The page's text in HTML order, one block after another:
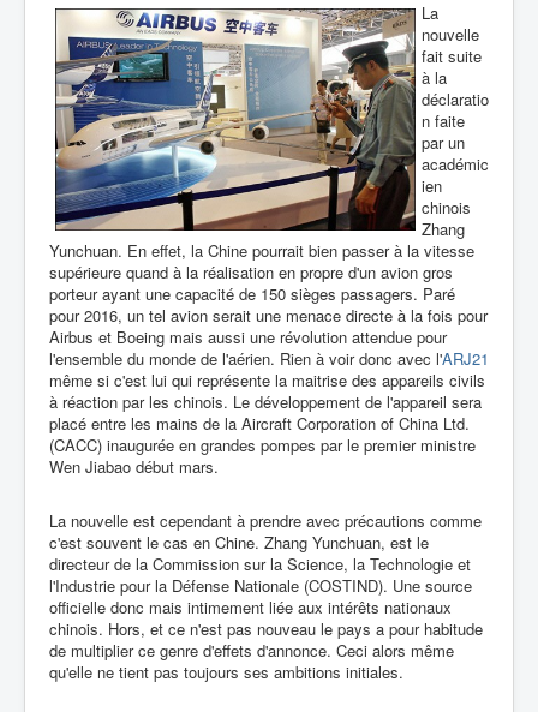
La
nouvelle
fait suite
à la
déclaratio
n faite
par un
académic
ien
chinois
Zhang
Yunchuan. En effet, la Chine pourrait bien passer à la vitesse
supérieure quand à la réalisation en propre d'un avion gros
porteur ayant une capacité de 150 sièges passagers. Paré
pour 2016, un tel avion serait une menace directe à la fois pour
Airbus et Boeing mais aussi une révolution attendue pour
l'ensemble du monde de l'aérien. Rien à voir donc avec l'ARJ21
même si c'est lui qui représente la maitrise des appareils civils
à réaction par les chinois. Le développement de l'appareil sera
placé entre les mains de la Aircraft Corporation of China Ltd.
(CACC) inaugurée en grandes pompes par le premier ministre
Wen Jiabao début mars.
La nouvelle est cependant à prendre avec précautions comme
c'est souvent le cas en Chine. Zhang Yunchuan, est le
directeur de la Commission sur la Science, la Technologie et
l'Industrie pour la Défense Nationale (COSTIND). Une source
officielle donc mais intimement liée aux intérêts nationaux
chinois. Hors, et ce n'est pas nouveau le pays a pour habitude
de multiplier ce genre d'effets d'annonce. Ceci alors même
qu'elle ne tient pas toujours ses ambitions initiales.